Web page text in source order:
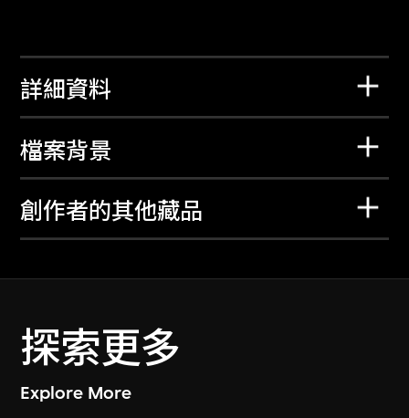
詳細資料
檔案背景
創作者的其他藏品
探索更多
Explore More